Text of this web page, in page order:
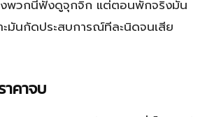
งพวกนี้ฟังดูจุกจิก แต่ตอนพักจริงมัน
ะมันกัดประสบการณ์ทีละนิดจนเสีย
าคาจบ